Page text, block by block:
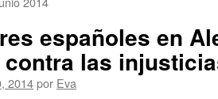
españoles en
contra las
2014por Eva